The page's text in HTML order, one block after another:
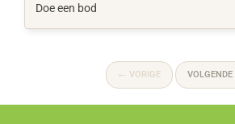
Doe een bod
← VORIGE VOLGENDE